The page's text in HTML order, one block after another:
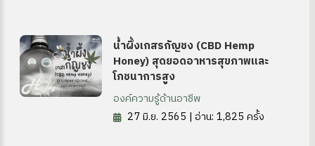
น้ำผึ้งเกสรกัญชง (CBD Hemp
Honey) สุดยอดอาหารสุขภาพและ
โภชนาการสูง
องค์ความรู้ด้านอาชีพ
27 มิ.ย. 2565 | อ่าน: 1,825 ครั้ง